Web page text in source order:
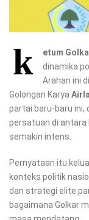
k etum
dinamika
Arahan ini
Golongan Karya
partai baru-baru ini,
persatuan di antara
semakin intens.
Pernyataan itu
konteks politik
dan strategi elite
bagaimana Golkar